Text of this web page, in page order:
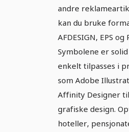
andre
kan du bruke
AFDESIGN, EPS og
Symbolene er
enkelt tilpasses i
som Adobe
Affinity Designer
grafiske design.
hoteller,